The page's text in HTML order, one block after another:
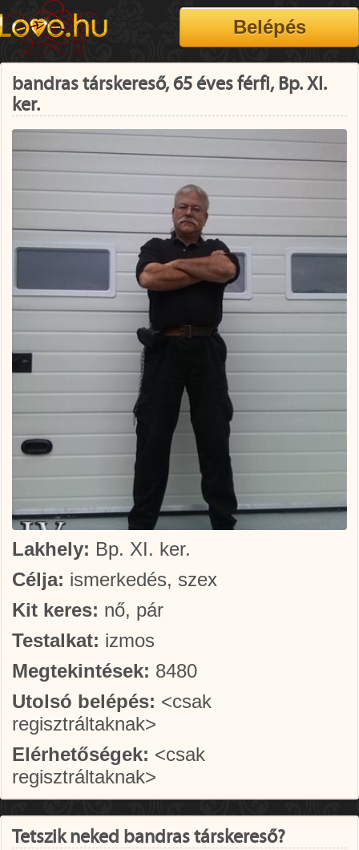
bandras társkereső, 65 éves férfi, Bp. XI.
ker.
Lakhely: Bp. XI. ker.
Célja: ismerkedés, szex
Kit keres: nő, pár
Testalkat: izmos
Megtekintések: 8480
Utolsó belépés: <csak
regisztráltaknak>
Elérhetőségek: <csak
regisztráltaknak>
Tetszik neked bandras társkereső?